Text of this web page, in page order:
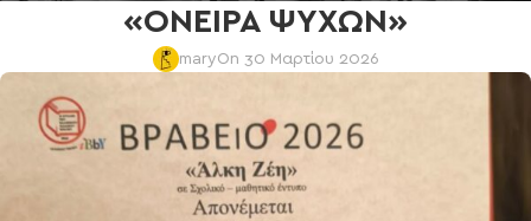
«ΟΝΕΙΡΑ ΨΥΧΩΝ»
maryOn 30 Μαρτίου 2026